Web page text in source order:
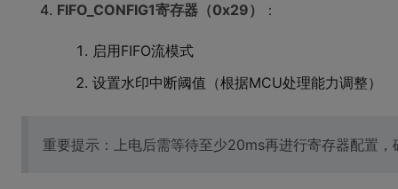
FIFO_CONFIG1寄存器（0x29） ：
启用FIFO流模式
设置水印中断阈值（根据MCU处理能力调整）
重要提示：上电后需等待至少20ms再进行寄存器配置